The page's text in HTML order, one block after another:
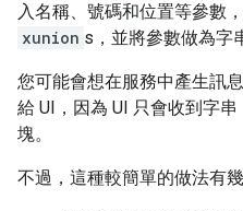
入名稱、號碼和位置等參數
xunion s，並將參數做為字
您可能會想在服務中產生訊
給 UI，因為 UI 只會收到字
塊。
不過，這種較簡單的做法有